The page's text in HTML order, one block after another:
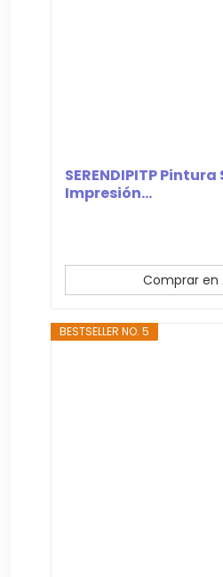
SERENDIPITP
Impresión...
Comprar en
BESTSELLER NO. 5